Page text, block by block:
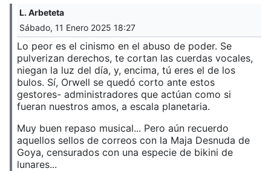
L. Arbeteta
Sábado, 11 Enero 2025 18:27
Lo peor es el cinismo en el abuso de poder. Se
pulverizan derechos, te cortan las cuerdas vocales,
niegan la luz del día, y, encima, tú eres el de los
bulos. Sí, Orwell se quedó corto ante estos
gestores- administradores que actúan como si
fueran nuestros amos, a escala planetaria.
Muy buen repaso musical... Pero aún recuerdo
aquellos sellos de correos con la Maja Desnuda de
Goya, censurados con una especie de bikini de
lunares...